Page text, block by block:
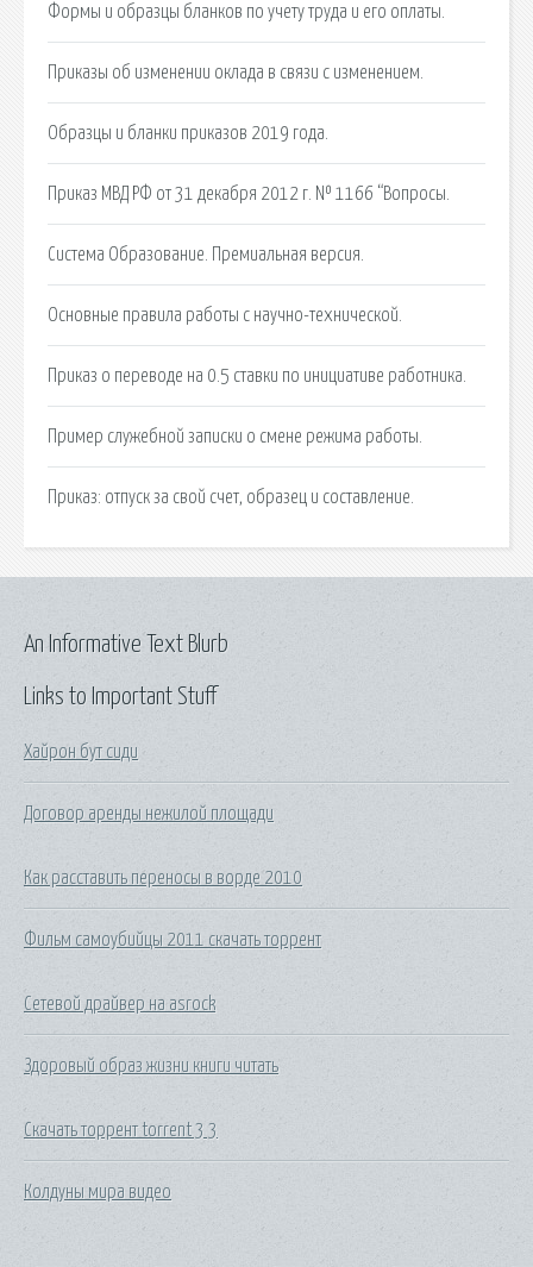
Формы и образцы бланков по учету труда и его оплаты.
Приказы об изменении оклада в связи с изменением.
Образцы и бланки приказов 2019 года.
Приказ МВД РФ от 31 декабря 2012 г. № 1166 “Вопросы.
Система Образование. Премиальная версия.
Основные правила работы с научно-технической.
Приказ о переводе на 0.5 ставки по инициативе работника.
Пример служебной записки о смене режима работы.
Приказ: отпуск за свой счет, образец и составление.
Links to Important Stuff
Хайрон бут сиди
Договор аренды нежилой площади
Как расставить переносы в ворде 2010
Фильм самоубийцы 2011 скачать торрент
Сетевой драйвер на asrock
Здоровый образ жизни книги читать
Скачать торрент torrent 3 3
Колдуны мира видео
An Informative Text Blurb